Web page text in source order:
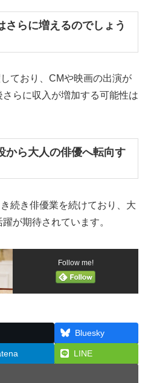
さらに増えるのでしょう
ており、CMや映画の出演が
らに収入が増加する可能性は
から大人の俳優へ転向す
続き俳優業を続けており、大
が期待されています。
Follow me!
Bluesky
LINE